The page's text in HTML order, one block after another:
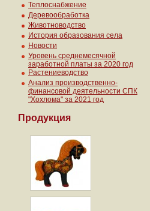
Теплоснабжение
Деревообработка
Животноводство
История образования села
Новости
Уровень среднемесячной
заработной платы за 2020 год
Растениеводство
Анализ производственно-
финансовой деятельности СПК
"Хохлома" за 2021 год
Продукция